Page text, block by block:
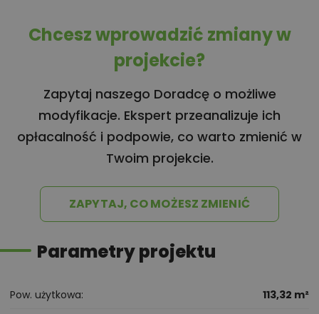
Chcesz wprowadzić zmiany w
projekcie?
Zapytaj naszego Doradcę o możliwe
modyfikacje. Ekspert przeanalizuje ich
opłacalność i podpowie, co warto zmienić w
Twoim projekcie.
ZAPYTAJ, CO MOŻESZ ZMIENIĆ
Parametry projektu
Pow. użytkowa
113,32 m²